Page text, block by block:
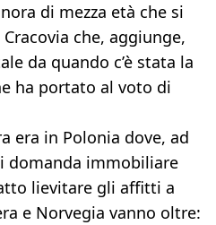
di mezza età che si
che, aggiunge,
da quando c’è stata la
ha portato al voto di
era in Polonia dove, ad
domanda immobiliare
lievitare gli affitti a
e Norvegia vanno oltre: